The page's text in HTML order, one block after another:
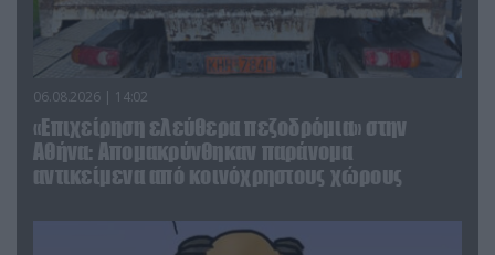
06.08.2026 | 14:02
«Επιχείρηση ελεύθερα πεζοδρόμια» στην
Αθήνα: Απομακρύνθηκαν παράνομα
αντικείμενα από κοινόχρηστους χώρους